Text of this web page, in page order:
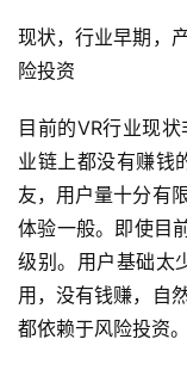
首
页
现状，行业早期，
险投资
目前的VR行业现
业链上都没有赚钱
友，用户量十分有
体验一般。即使目
级别。用户基础太
用，没有钱赚，自
都依赖于风险投资。